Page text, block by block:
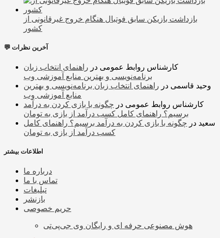
بازداشت بازیکن سابق فوتبال هنگام خروج غیرقانونی از
کشور
💬 آخرین نظرات
کارشناس روابط عمومی در راهنمای انتخاب زبان
برنامه‌نویسی و بهترین منابع آموزشی وب
وحید قاسمی در راهنمای انتخاب زبان برنامه‌نویسی و بهترین
منابع آموزشی وب
کارشناس روابط عمومی در چگونه با بازی کردن به درآمد
برسیم؟ راهنمای کامل کسب درآمد از بازی به تومان
سعید در چگونه با بازی کردن به درآمد برسیم؟ راهنمای کامل
کسب درآمد از بازی به تومان
اطلاعات بیشتر
درباره ما
تماس با ما
تبلیغات
بازنشر
حریم خصوصی
هوش مصنوعی حرفه ای و رایگان وی جی‌پی‌تی